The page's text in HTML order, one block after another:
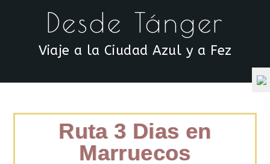
Desde Tánger
Viaje a la Ciudad Azul y a Fez
Ruta 3 Dias en
Marruecos